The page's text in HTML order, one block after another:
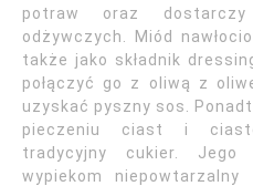
potraw oraz dostarczy
odżywczych. Miód
także jako składnik
połączyć go z oliwą z
uzyskać pyszny sos.
pieczeniu ciast i
tradycyjny cukier. Jego
wypiekom